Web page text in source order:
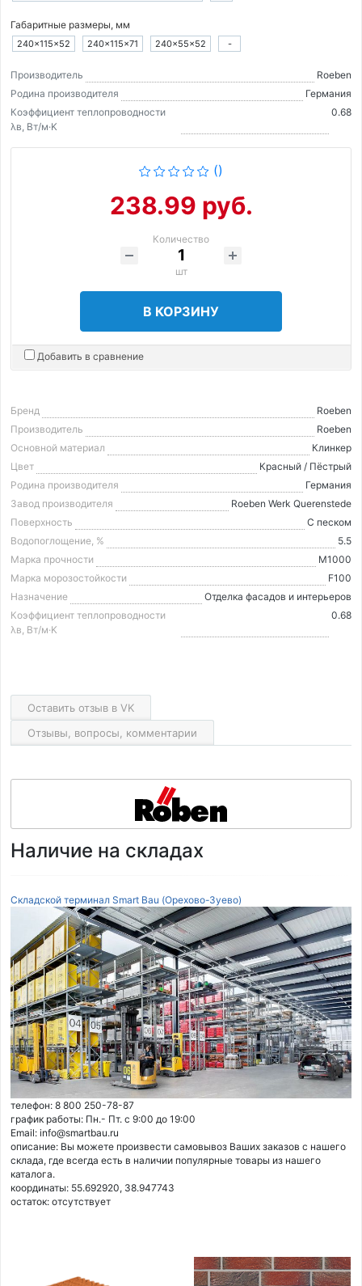
Габаритные размеры, мм
240×115×52 240×115×71 240×55×52 -
Производитель
Roeben
Родина производителя
Германия
Коэффициент теплопроводности
λв, Вт/м·K
0.68
()
238.99 руб.
Количество
шт
В КОРЗИНУ
Добавить в сравнение
Бренд
Roeben
Производитель
Roeben
Основной материал
Клинкер
Цвет
Красный / Пёстрый
Родина производителя
Германия
Завод производителя
Roeben Werk Querenstede
Поверхность
С песком
Водопоглощение, %
5.5
Марка прочности
М1000
Марка морозостойкости
F100
Назначение
Отделка фасадов и интерьеров
Коэффициент теплопроводности
λв, Вт/м·K
0.68
Оставить отзыв в VK
Отзывы, вопросы, комментарии
Наличие на складах
Складской терминал Smart Bau (Орехово-Зуево)
телефон: 8 800 250-78-87
график работы: Пн.- Пт. с 9:00 до 19:00
Email: info@smartbau.ru
описание: Вы можете произвести самовывоз Ваших заказов с нашего
склада, где всегда есть в наличии популярные товары из нашего
каталога.
координаты: 55.692920, 38.947743
остаток: отсутствует